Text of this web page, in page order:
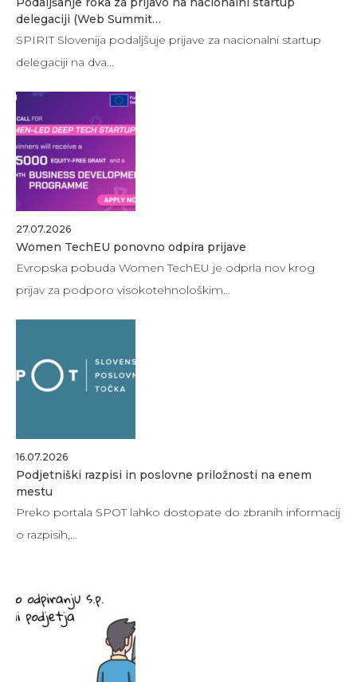
delegaciji (Web Summit…
SPIRIT Slovenija podaljšuje prijave za nacionalni startup
delegaciji na dva…
27.07.2026
Women TechEU ponovno odpira prijave
Evropska pobuda Women TechEU je odprla nov krog
prijav za podporo visokotehnološkim…
16.07.2026
Podjetniški razpisi in poslovne priložnosti na enem
mestu
Preko portala SPOT lahko dostopate do zbranih informacij
o razpisih,…